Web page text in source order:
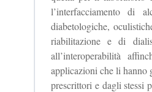
l’interfacciamento di
diabetologiche,
riabilitazione e di
all’interoperabilità
applicazioni che li hanno
prescrittori e dagli stessi